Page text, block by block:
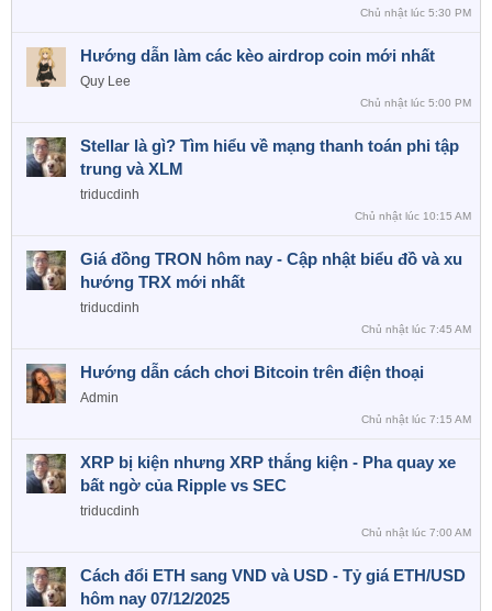
Chủ nhật lúc 5:30 PM
Hướng dẫn làm các kèo airdrop coin mới nhất
Quy Lee
Chủ nhật lúc 5:00 PM
Stellar là gì? Tìm hiểu về mạng thanh toán phi tập
trung và XLM
triducdinh
Chủ nhật lúc 10:15 AM
Giá đồng TRON hôm nay - Cập nhật biểu đồ và xu
hướng TRX mới nhất
triducdinh
Chủ nhật lúc 7:45 AM
Hướng dẫn cách chơi Bitcoin trên điện thoại
Admin
Chủ nhật lúc 7:15 AM
XRP bị kiện nhưng XRP thắng kiện - Pha quay xe
bất ngờ của Ripple vs SEC
triducdinh
Chủ nhật lúc 7:00 AM
Cách đổi ETH sang VND và USD - Tỷ giá ETH/USD
hôm nay 07/12/2025